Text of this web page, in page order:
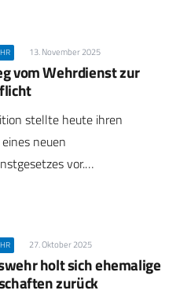
13. November 2025
vom Wehrdienst zur
stellte heute ihren
neuen
vor.…
27. Oktober 2025
holt sich ehemalige
zurück